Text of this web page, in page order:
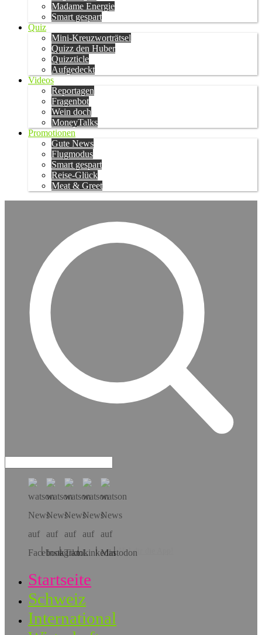
Madame Energie
Smart gespart
Quiz
Mini-Kreuzworträtsel
Quizz den Huber
Quizzticle
Aufgedeckt
Videos
Reportagen
Fragenbot
Wein doch
MoneyTalks
Promotionen
Gute News
Flugmodus
Smart gespart
Reise-Glück
Meat & Greet
Hol dir die App!
Startseite
Schweiz
International